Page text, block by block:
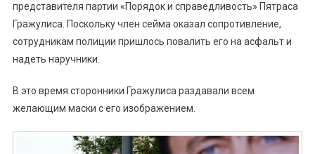
представителя партии «Порядок и справедливость» Пятраса
Гражулиса. Поскольку член сейма оказал сопротивление,
сотрудникам полиции пришлось повалить его на асфальт и
надеть наручники.
В это время сторонники Гражулиса раздавали всем
желающим маски с его изображением.